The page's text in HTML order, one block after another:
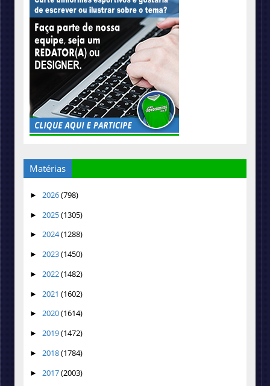
Matérias
► 2026(798)
► 2025(1305)
► 2024(1288)
► 2023(1450)
► 2022(1482)
► 2021 (1602)
► 2020(1614)
► 2019(1472)
► 2018(1784)
► 2017(2003)